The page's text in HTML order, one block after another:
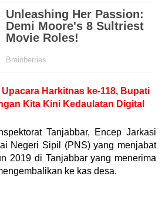
Upacara Harkitnas ke-118, Bupati
Kita Kini Kedaulatan Digital
Tanjabbar, Encep Jarkasi
Negeri Sipil (PNS) yang menjabat
2019 di Tanjabbar yang menerima
ke kas desa.